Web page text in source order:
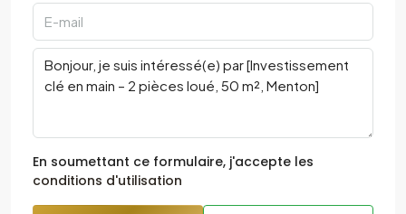
En soumettant ce formulaire, j'accepte les
conditions d'utilisation